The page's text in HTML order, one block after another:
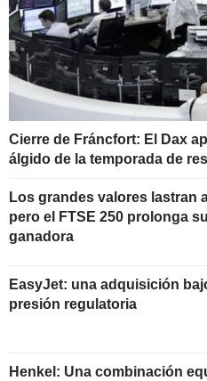
Cierre de Fráncfort: El Dax
álgido de la temporada de
Los grandes valores lastran
pero el FTSE 250 prolonga
ganadora
EasyJet: una adquisición
presión regulatoria
Henkel: Una combinación